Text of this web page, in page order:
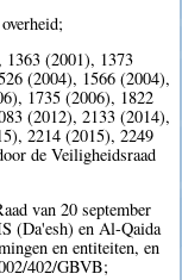
1363 (2001), 1373
(2004), 1566 (2004),
1735 (2006), 1822
(2012), 2133 (2014),
2214 (2015), 2249
de Veiligheidsraad
van 20 september
(Da'esh) en Al-Qaida
en entiteiten, en
402/GBVB;